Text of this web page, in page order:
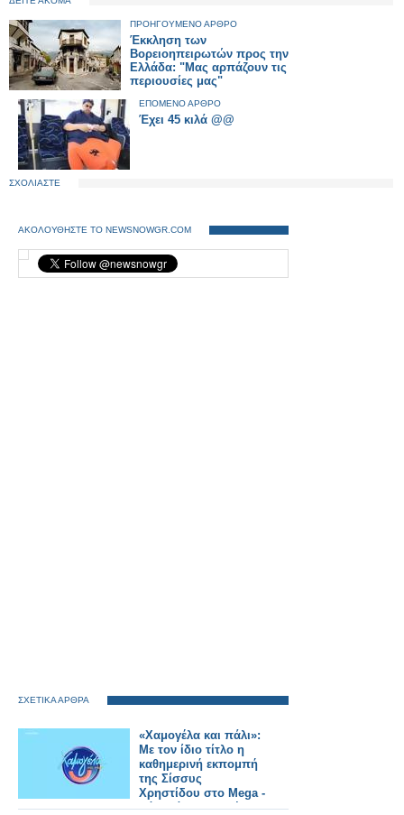
ΠΡΟΗΓΟΥΜΕΝΟ ΑΡΘΡΟ
Έκκληση των
Βορειοηπειρωτών προς την
Ελλάδα: "Μας αρπάζουν τις
περιουσίες μας"
ΕΠΟΜΕΝΟ ΑΡΘΡΟ
Έχει 45 κιλά @@
ΣΧΟΛΙΑΣΤΕ
ΑΚΟΛΟΥΘΗΣΤΕ ΤΟ NEWSNOWGR.COM
ΣΧΕΤΙΚΑ ΑΡΘΡΑ
«Χαμογέλα και πάλι»:
Με τον ίδιο τίτλο η
καθημερινή εκπομπή
της Σίσσυς
Χρηστίδου στο Mega -
Πότε κάνει πρεμιέρα;